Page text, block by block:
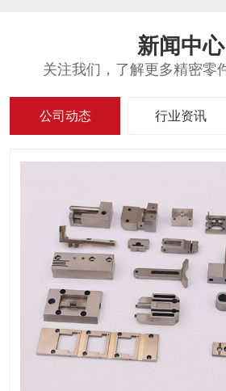
新闻中心
关注我们，了解更多精密零
公司动态 行业资讯